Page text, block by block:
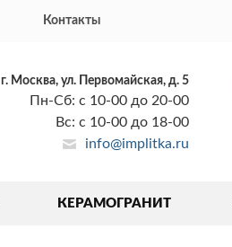
Контакты
г. Москва, ул. Первомайская, д. 5
Пн-Сб: с 10-00 до 20-00
Вс: с 10-00 до 18-00
info@implitka.ru
КЕРАМОГРАНИТ